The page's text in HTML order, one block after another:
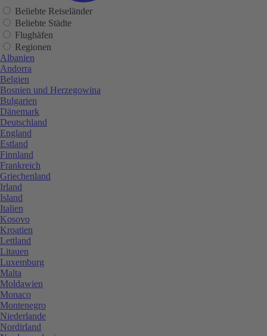
Beliebte Reiseländer
Beliebte Städte
Flughäfen
Regionen
Albanien
Andorra
Belgien
Bosnien und Herzegowina
Bulgarien
Dänemark
Deutschland
England
Estland
Finnland
Frankreich
Griechenland
Irland
Island
Italien
Kosovo
Kroatien
Lettland
Litauen
Luxemburg
Malta
Moldawien
Monaco
Montenegro
Niederlande
Nordirland